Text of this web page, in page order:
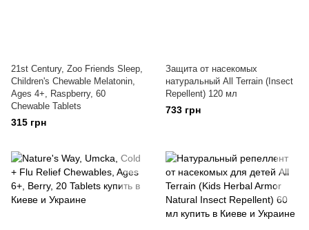
21st Century, Zoo Friends Sleep,
Children's Chewable Melatonin,
Ages 4+, Raspberry, 60
Chewable Tablets
315 грн
Защита от насекомых
натуральный All Terrain (Insect
Repellent) 120 мл
733 грн